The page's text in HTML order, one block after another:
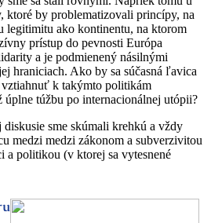
ktoré by problematizovali princípy, na
legitimitu ako kontinentu, na ktorom
prístup do pevnosti Európa
a je podmienený násilnými
hraniciach. Ako by sa súčasná ľavica
k takýmto politikám
úplne túžbu po internacionálnej utópii?
diskusie sme skúmali krehkú a vždy
medzi medzi zákonom a subverzivitou
a politikou (v ktorej sa vytesnené